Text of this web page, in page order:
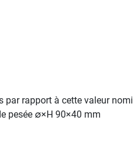
par rapport à cette valeur
pesée ∅×H 90×40 mm